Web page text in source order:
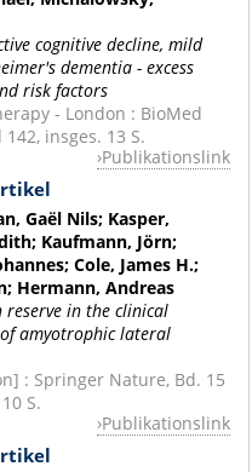
cognitive decline, mild
dementia - excess
risk factors
- London : BioMed
insges. 13 S.
Publikationslink
Gaël Nils; Kasper,
Kaufmann, Jörn;
Cole, James H.;
Hermann, Andreas
in the clinical
amyotrophic lateral
: Springer Nature, Bd. 15
S.
Publikationslink